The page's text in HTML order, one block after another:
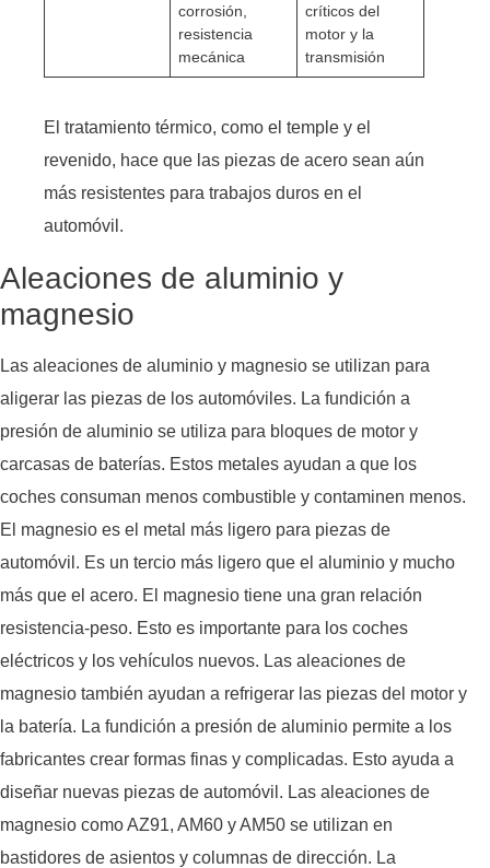
corrosión,
resistencia
mecánica
críticos del
motor y la
transmisión
El tratamiento térmico, como el temple y el
revenido, hace que las piezas de acero sean aún
más resistentes para trabajos duros en el
automóvil.
Aleaciones de aluminio y
magnesio
Las aleaciones de aluminio y magnesio se utilizan para
aligerar las piezas de los automóviles. La fundición a
presión de aluminio se utiliza para bloques de motor y
carcasas de baterías. Estos metales ayudan a que los
coches consuman menos combustible y contaminen menos.
El magnesio es el metal más ligero para piezas de
automóvil. Es un tercio más ligero que el aluminio y mucho
más que el acero. El magnesio tiene una gran relación
resistencia-peso. Esto es importante para los coches
eléctricos y los vehículos nuevos. Las aleaciones de
magnesio también ayudan a refrigerar las piezas del motor y
la batería. La fundición a presión de aluminio permite a los
fabricantes crear formas finas y complicadas. Esto ayuda a
diseñar nuevas piezas de automóvil. Las aleaciones de
magnesio como AZ91, AM60 y AM50 se utilizan en
bastidores de asientos y columnas de dirección. La